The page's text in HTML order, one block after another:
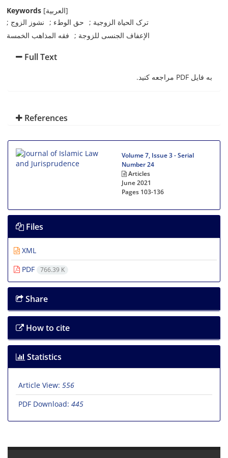
Keywords
[العربیة]
ترک الحیاة الزوجیة
حق الوطء
نشوز الزوج
الإعفاف الجنسی للزوجة
فقه المذاهب الخمسة
Full Text
به فایل PDF مراجعه کنید.
References
Volume 7, Issue 3 - Serial
Number 24
Articles
June 2021
Pages 103-136
Files
XML
PDF
766.39 K
Share
How to cite
Statistics
Article View: 556
PDF Download: 445